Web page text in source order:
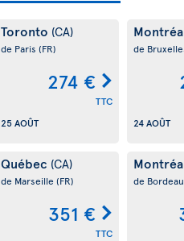
Toronto (CA)
de Paris (FR)
274 €
TTC
25 AOÛT
de
24 AOÛT
Québec (CA)
de Marseille (FR)
351 €
TTC
de